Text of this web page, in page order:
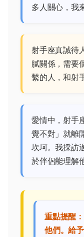
多人關心，我
射手座真誠待
膩關係，需要
繫的人，和射
愛情中，射手
覺不對」就離
坎坷。我採訪
於伴侶能理解
重點提醒
他們。給